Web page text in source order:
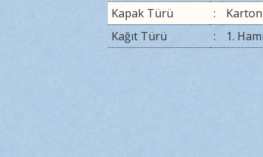
Kapak Türü
:
Kağıt Türü
: 1.